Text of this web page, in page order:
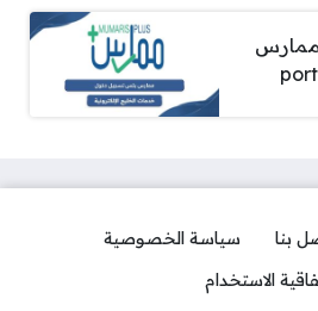
بنا
سياسة الخصوصية
الاستخدام